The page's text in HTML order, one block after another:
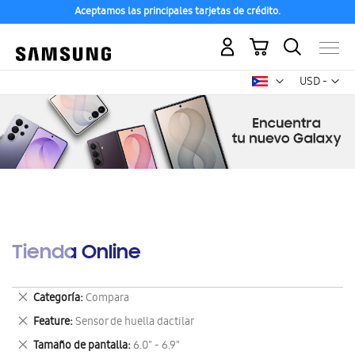
Aceptamos las principales tarjetas de crédito.
USD -
dólar
Mi carrito
Tienda Online
Categoría Compara
Eliminar
este
artículo
Feature Sensor de huella dactilar
Eliminar
este
Tamaño de pantalla 6.0" - 6.9"
Eliminar